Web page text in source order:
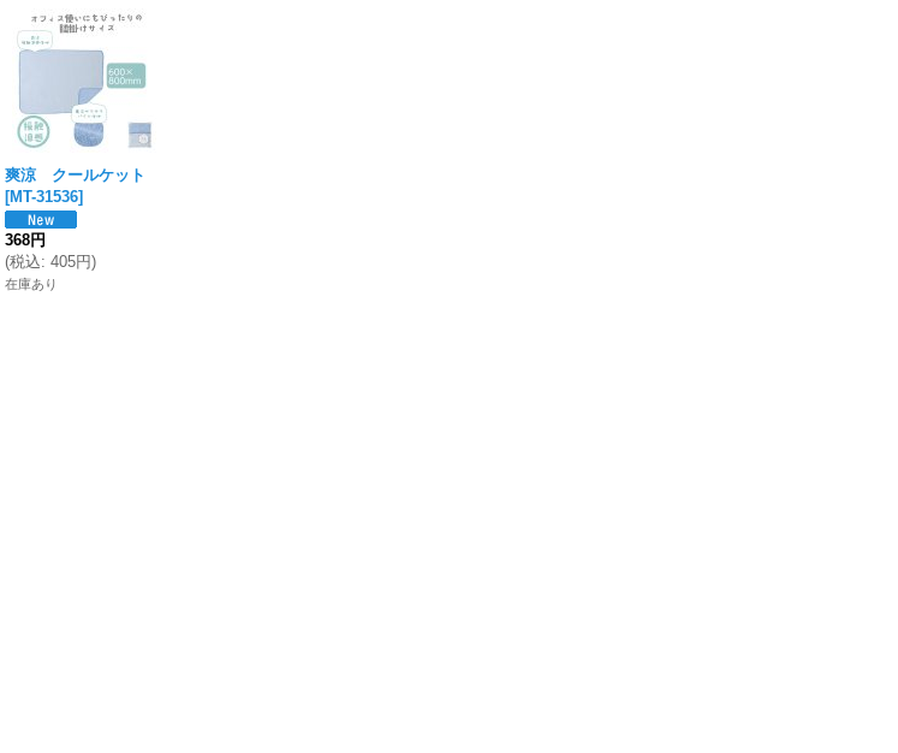
爽涼 クールケット
[MT-31536]
368円
(税込: 405円)
在庫あり